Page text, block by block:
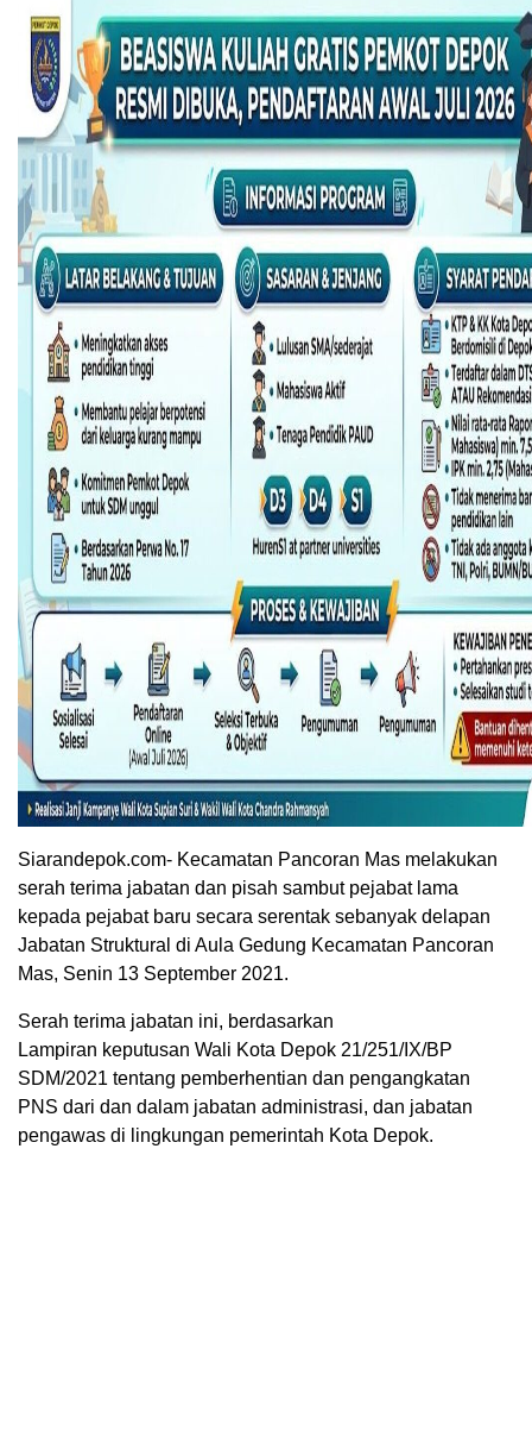
Siarandepok.com- Kecamatan Pancoran Mas melakukan
serah terima jabatan dan pisah sambut pejabat lama
kepada pejabat baru secara serentak sebanyak delapan
Jabatan Struktural di Aula Gedung Kecamatan Pancoran
Mas, Senin 13 September 2021.
Serah terima jabatan ini, berdasarkan
Lampiran keputusan Wali Kota Depok 21/251/IX/BP
SDM/2021 tentang pemberhentian dan pengangkatan
PNS dari dan dalam jabatan administrasi, dan jabatan
pengawas di lingkungan pemerintah Kota Depok.